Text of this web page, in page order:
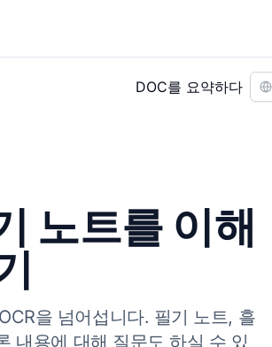
DOC를 요약하다
노트를 이해
을 넘어섭니다. 필기 노트, 흘
내용에 대해 질문도 하실 수 있